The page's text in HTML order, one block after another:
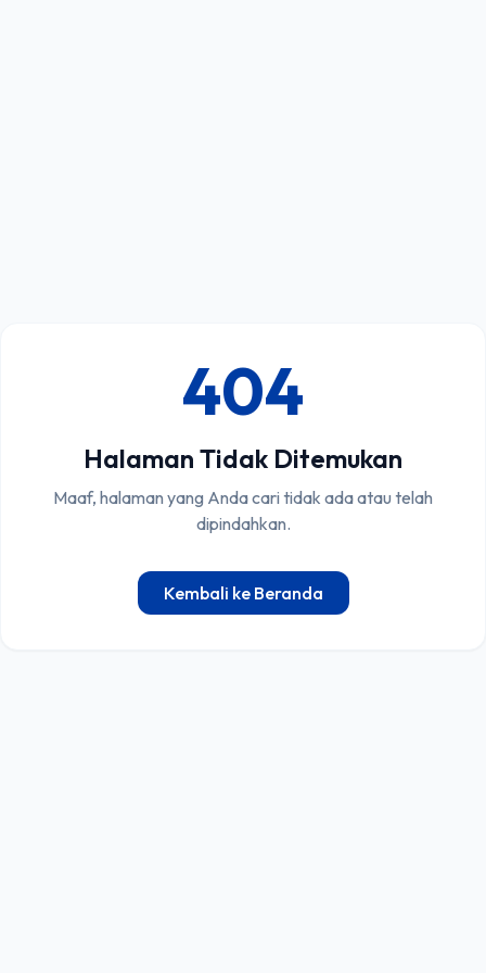
404
Halaman Tidak Ditemukan
Maaf, halaman yang Anda cari tidak ada atau telah
dipindahkan.
Kembali ke Beranda